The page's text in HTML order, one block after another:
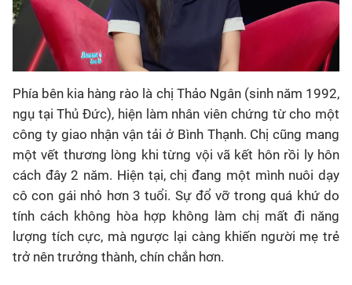
Phía bên kia hàng rào là chị Thảo Ngân (sinh năm 1992,
ngụ tại Thủ Đức), hiện làm nhân viên chứng từ cho một
công ty giao nhận vận tải ở Bình Thạnh. Chị cũng mang
một vết thương lòng khi từng vội vã kết hôn rồi ly hôn
cách đây 2 năm. Hiện tại, chị đang một mình nuôi dạy
cô con gái nhỏ hơn 3 tuổi. Sự đổ vỡ trong quá khứ do
tính cách không hòa hợp không làm chị mất đi năng
lượng tích cực, mà ngược lại càng khiến người mẹ trẻ
trở nên trưởng thành, chín chắn hơn.